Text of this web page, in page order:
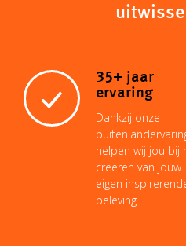
n
s
p
p
l
35+ jaar
ervaring
Dankzij onze
helpen wij jou bij
creëren van jouw
eigen
beleving.